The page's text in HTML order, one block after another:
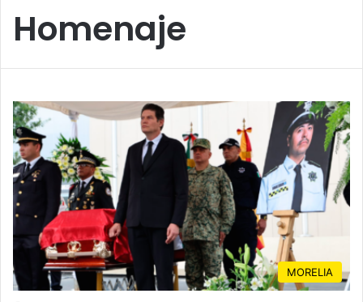
Homenaje
MORELIA